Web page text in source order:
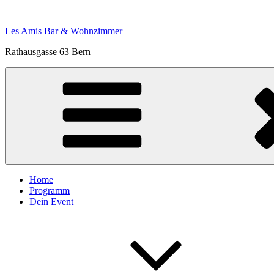
springen
Les Amis Bar & Wohnzimmer
Rathausgasse 63 Bern
Home
Programm
Dein Event